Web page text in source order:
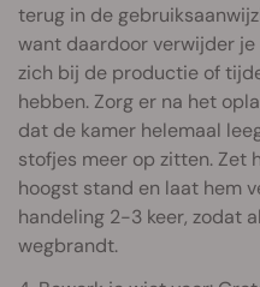
terug in de
want daardoor verwijder
zich bij de productie of
hebben. Zorg er na het
dat de kamer helemaal
stofjes meer op zitten. Zet
hoogst stand en laat hem
handeling 2-3 keer, zodat
wegbrandt.